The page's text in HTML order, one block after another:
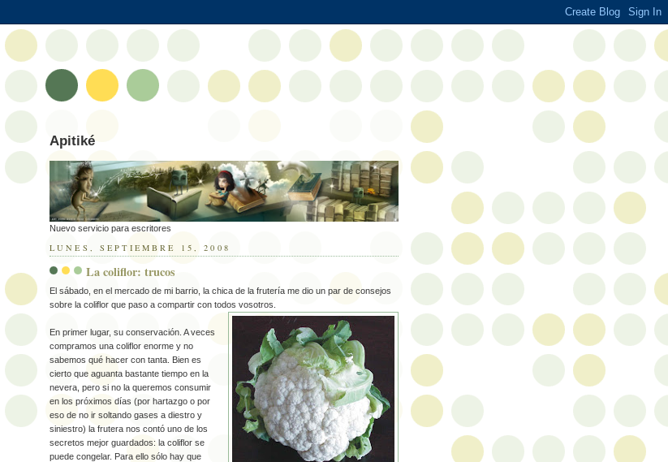
Apitiké
Nuevo servicio para escritores
LUNES, SEPTIEMBRE 15, 2008
La coliflor: trucos
El sábado, en el mercado de mi barrio, la chica de la frutería me dio un par de consejos
sobre la coliflor que paso a compartir con todos vosotros.
En primer lugar, su conservación. A veces
compramos una coliflor enorme y no
sabemos qué hacer con tanta. Bien es
cierto que aguanta bastante tiempo en la
nevera, pero si no la queremos consumir
en los próximos días (por hartazgo o por
eso de no ir soltando gases a diestro y
siniestro) la frutera nos contó uno de los
secretos mejor guardados: la coliflor se
puede congelar. Para ello sólo hay que